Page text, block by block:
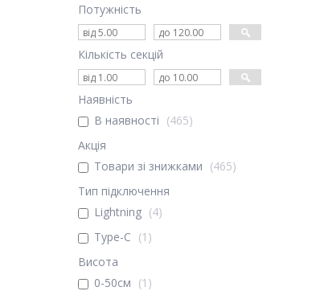
Потужність
Кількість секцій
Наявність
В наявності
465
Акція
Товари зі знижками
465
Тип підключення
Lightning
4
Type-C
1
Висота
0-50см
1